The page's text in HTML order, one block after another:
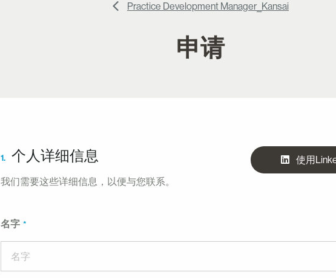
Practice Development Manager_Kansai
申请
1. 个人详细信息
我们需要这些详细信息，以便与您联系。
使用
名字